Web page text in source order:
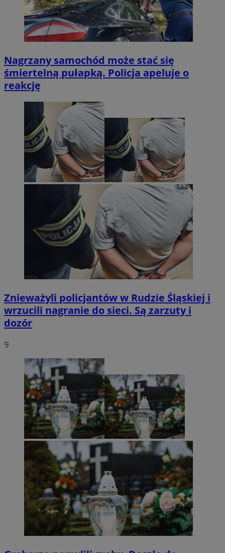
Nagrzany samochód może stać się
śmiertelną pułapką. Policja apeluje o
reakcję
Znieważyli policjantów w Rudzie Śląskiej i
wrzucili nagranie do sieci. Są zarzuty i
dozór
9